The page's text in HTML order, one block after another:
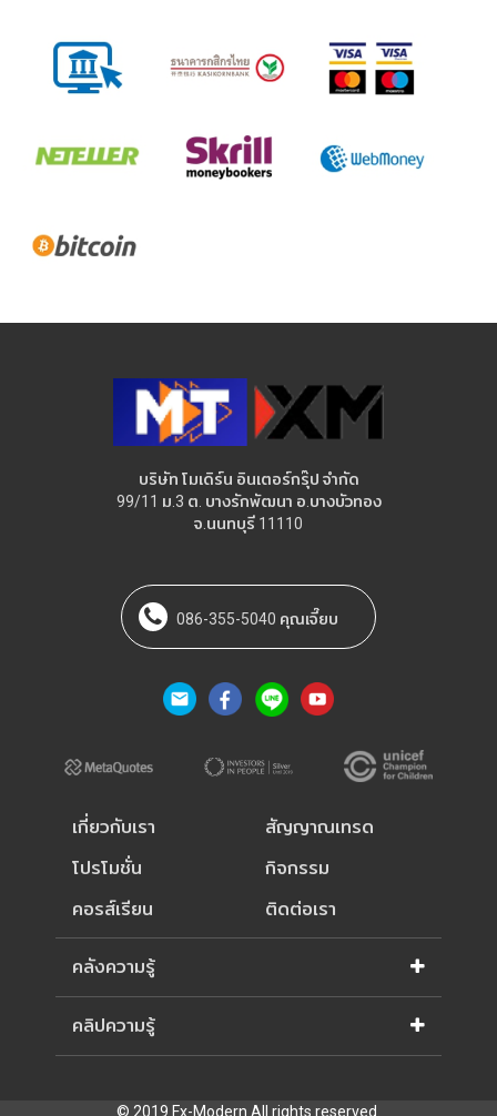
บริษัท โมเดิร์น อินเตอร์กรุ๊ป จำกัด
99/11 ม.3 ต. บางรักพัฒนา อ.บางบัวทอง
จ.นนทบุรี 11110
086-355-5040 คุณเจี๊ยบ
เกี่ยวกับเรา
โปรโมชั่น
คอรส์เรียน
สัญญาณเทรด
กิจกรรม
ติดต่อเรา
คลังความรู้
คลิปความรู้
© 2019 Fx-Modern All rights reserved.